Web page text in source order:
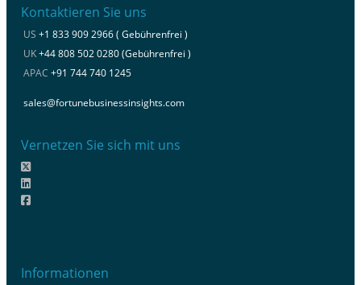
Kontaktieren Sie uns
US +1 833 909 2966 ( Gebührenfrei )
UK+44 808 502 0280 (Gebührenfrei )
APAC +91 744 740 1245
sales@fortunebusinessinsights.com
Vernetzen Sie sich mit uns
Informationen